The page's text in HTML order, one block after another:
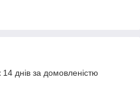
днів за домовленістю